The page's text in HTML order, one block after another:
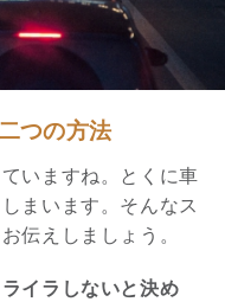
つの方法
いますね。とくに車
まいます。そんなス
伝えしましょう。
イラしないと決め